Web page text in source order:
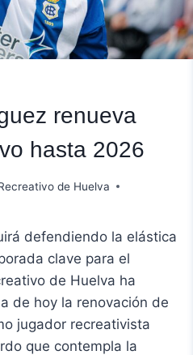
renueva
hasta 2026
de Huelva
defendiendo la elástica
clave para el
de Huelva ha
de hoy la renovación de
jugador recreativista
que contempla la